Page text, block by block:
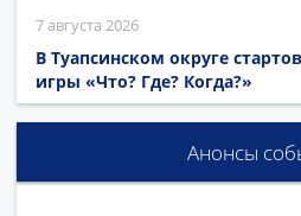
7 августа 2026
В Туапсинском округе
игры «Что? Где? Когда?»
Анонсы